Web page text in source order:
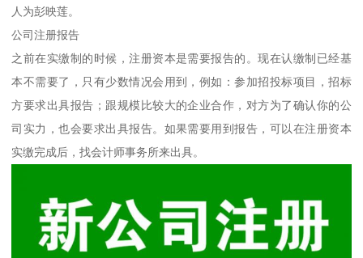
人为彭映莲。
公司注册报告
之前在实缴制的时候，注册资本是需要报告的。现在认缴制已经基
本不需要了，只有少数情况会用到，例如：参加招投标项目，招标
方要求出具报告；跟规模比较大的企业合作，对方为了确认你的公
司实力，也会要求出具报告。如果需要用到报告，可以在注册资本
实缴完成后，找会计师事务所来出具。